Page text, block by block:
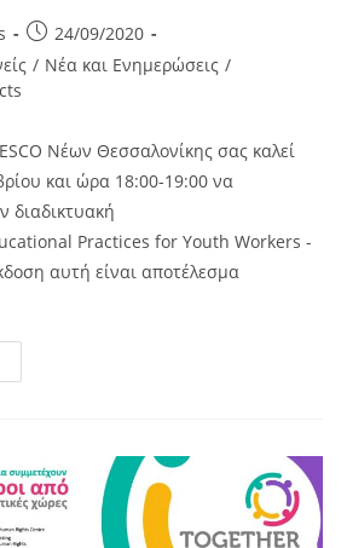
Post
published:
24/09/2020
/ Νέα και Ενημερώσεις /
Νέων Θεσσαλονίκης σας καλεί
και ώρα 18:00-19:00 να
διαδικτυακή
Practices for Youth Workers -
αυτή είναι αποτέλεσμα
Του “Educational